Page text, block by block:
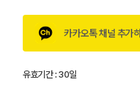
카카오톡 채널 추가
유효기간 :30일